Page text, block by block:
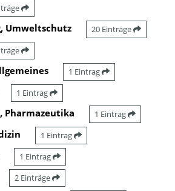
Umweltschutz 20 Einträge
1 Eintrag
1 Eintrag
Pharmazeutika 1 Eintrag
1 Eintrag
1 Eintrag
2 Einträge